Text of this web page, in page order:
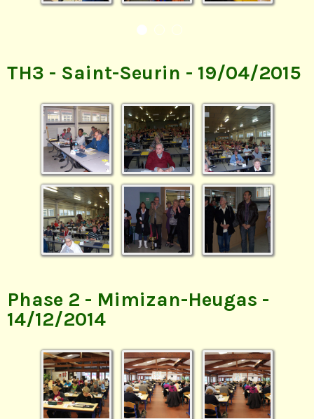
TH3 - Saint-Seurin - 19/04/2015
Phase 2 - Mimizan-Heugas -
14/12/2014